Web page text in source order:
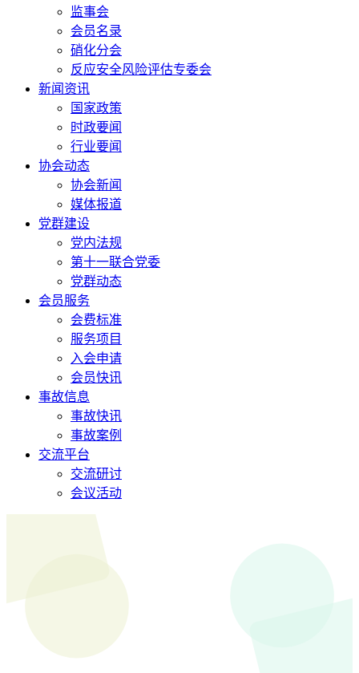
监事会
会员名录
硝化分会
反应安全风险评估专委会
新闻资讯
国家政策
时政要闻
行业要闻
协会动态
协会新闻
媒体报道
党群建设
党内法规
第十一联合党委
党群动态
会员服务
会费标准
服务项目
入会申请
会员快讯
事故信息
事故快讯
事故案例
交流平台
交流研讨
会议活动